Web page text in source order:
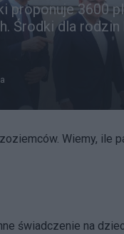
proponuje 3600
Środki dla rodzin
Wiemy, ile
świadczenie na